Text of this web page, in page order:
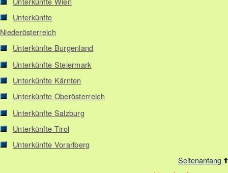
Unterkünfte
Niederösterreich
Unterkünfte Burgenland
Unterkünfte Steiermark
Unterkünfte Kärnten
Unterkünfte Oberösterreich
Unterkünfte Salzburg
Unterkünfte Tirol
Unterkünfte Vorarlberg
Seitenanfang